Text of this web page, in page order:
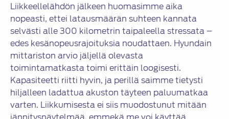
Liikkeellelähdön jälkeen huomasimme aika
nopeasti, ettei latausmäärän suhteen kannata
selvästi alle 300 kilometrin taipaleella stressata –
edes kesänopeusrajoituksia noudattaen. Hyundain
mittariston arvio jäljellä olevasta
toimintamatkasta toimi erittäin loogisesti.
Kapasiteetti riitti hyvin, ja perillä saimme tietysti
hiljalleen ladattua akuston täyteen paluumatkaa
varten. Liikkumisesta ei siis muodostunut mitään